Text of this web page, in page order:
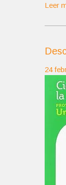
Leer
24